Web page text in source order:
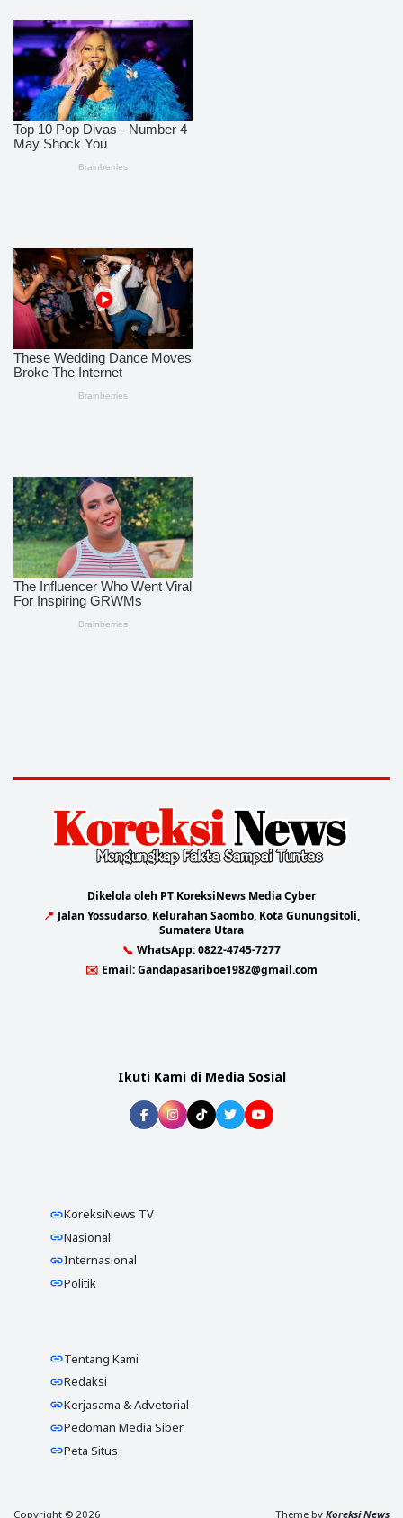
Dikelola oleh PT KoreksiNews Media Cyber
📍 Jalan Yossudarso, Kelurahan Saombo, Kota Gunungsitoli,
Sumatera Utara
📞 WhatsApp:0822-4745-7277
✉️ Email:Gandapasariboe1982@gmail.com
Ikuti Kami di Media Sosial
KoreksiNews TV
Nasional
Internasional
Politik
Tentang Kami
Redaksi
Kerjasama & Advetorial
Pedoman Media Siber
Peta Situs
Copyright © 2026 Theme by Koreksi News